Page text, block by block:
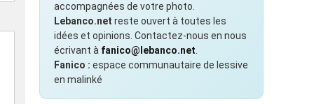
accompagnées de votre photo.
Lebanco.net reste ouvert à toutes les
idées et opinions. Contactez-nous en nous
écrivant à fanico@lebanco.net
Fanico : espace communautaire de lessive
en malinké